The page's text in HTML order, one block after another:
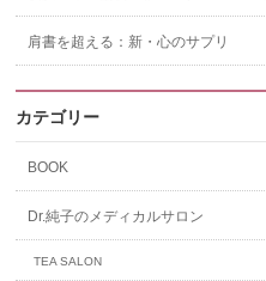
肩書を超える：新・心のサプリ
カテゴリー
BOOK
Dr.純子のメディカルサロン
TEA SALON